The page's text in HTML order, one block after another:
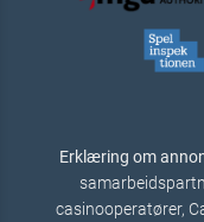
Erklæring om
casinooperatører,